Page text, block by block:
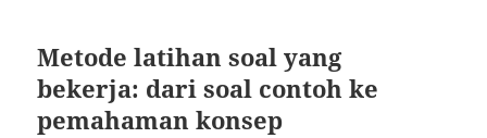
Metode latihan soal yang
bekerja: dari soal contoh ke
pemahaman konsep